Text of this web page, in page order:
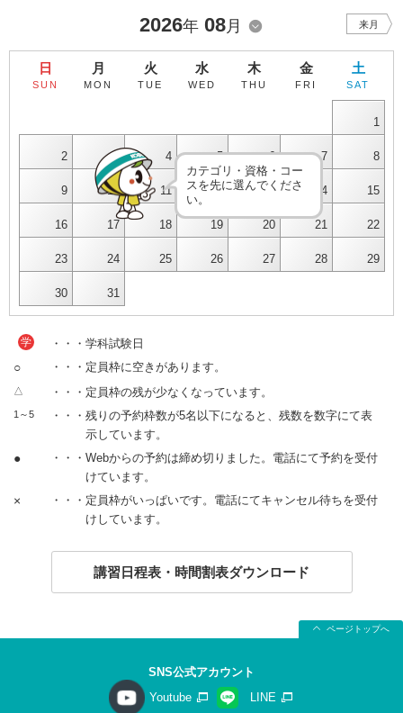
2026年 08月 来月
日
SUN
月
MON
火
TUE
水
WED
木
THU
金
FRI
土
SAT
1
2 3 4 5 6 7 8
9 10 11 12 13 14 15
16 17 18 19 20 21 22
23 24 25 26 27 28 29
30 31
カテゴリ・資格・コー
スを先に選んでくださ
い。
学 ・・・学科試験日
○ ・・・定員枠に空きがあります。
△ ・・・定員枠の残が少なくなっています。
1～5
・・・残りの予約枠数が5名以下になると、残数を数字にて表
示しています。
●
・・・Webからの予約は締め切りました。電話にて予約を受付
けています。
×
・・・定員枠がいっぱいです。電話にてキャンセル待ちを受付
けしています。
講習日程表・時間割表ダウンロード
ページトップへ
SNS公式アカウント
Youtube
LINE